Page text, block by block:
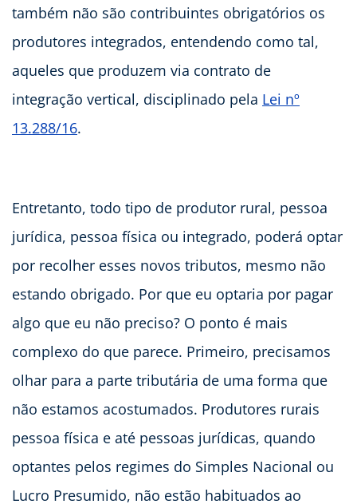
também não são contribuintes obrigatórios os
produtores integrados, entendendo como tal,
aqueles que produzem via contrato de
integração vertical, disciplinado pela Lei nº
13.288/16.
Entretanto, todo tipo de produtor rural, pessoa
jurídica, pessoa física ou integrado, poderá optar
por recolher esses novos tributos, mesmo não
estando obrigado. Por que eu optaria por pagar
algo que eu não preciso? O ponto é mais
complexo do que parece. Primeiro, precisamos
olhar para a parte tributária de uma forma que
não estamos acostumados. Produtores rurais
pessoa física e até pessoas jurídicas, quando
optantes pelos regimes do Simples Nacional ou
Lucro Presumido, não estão habituados ao